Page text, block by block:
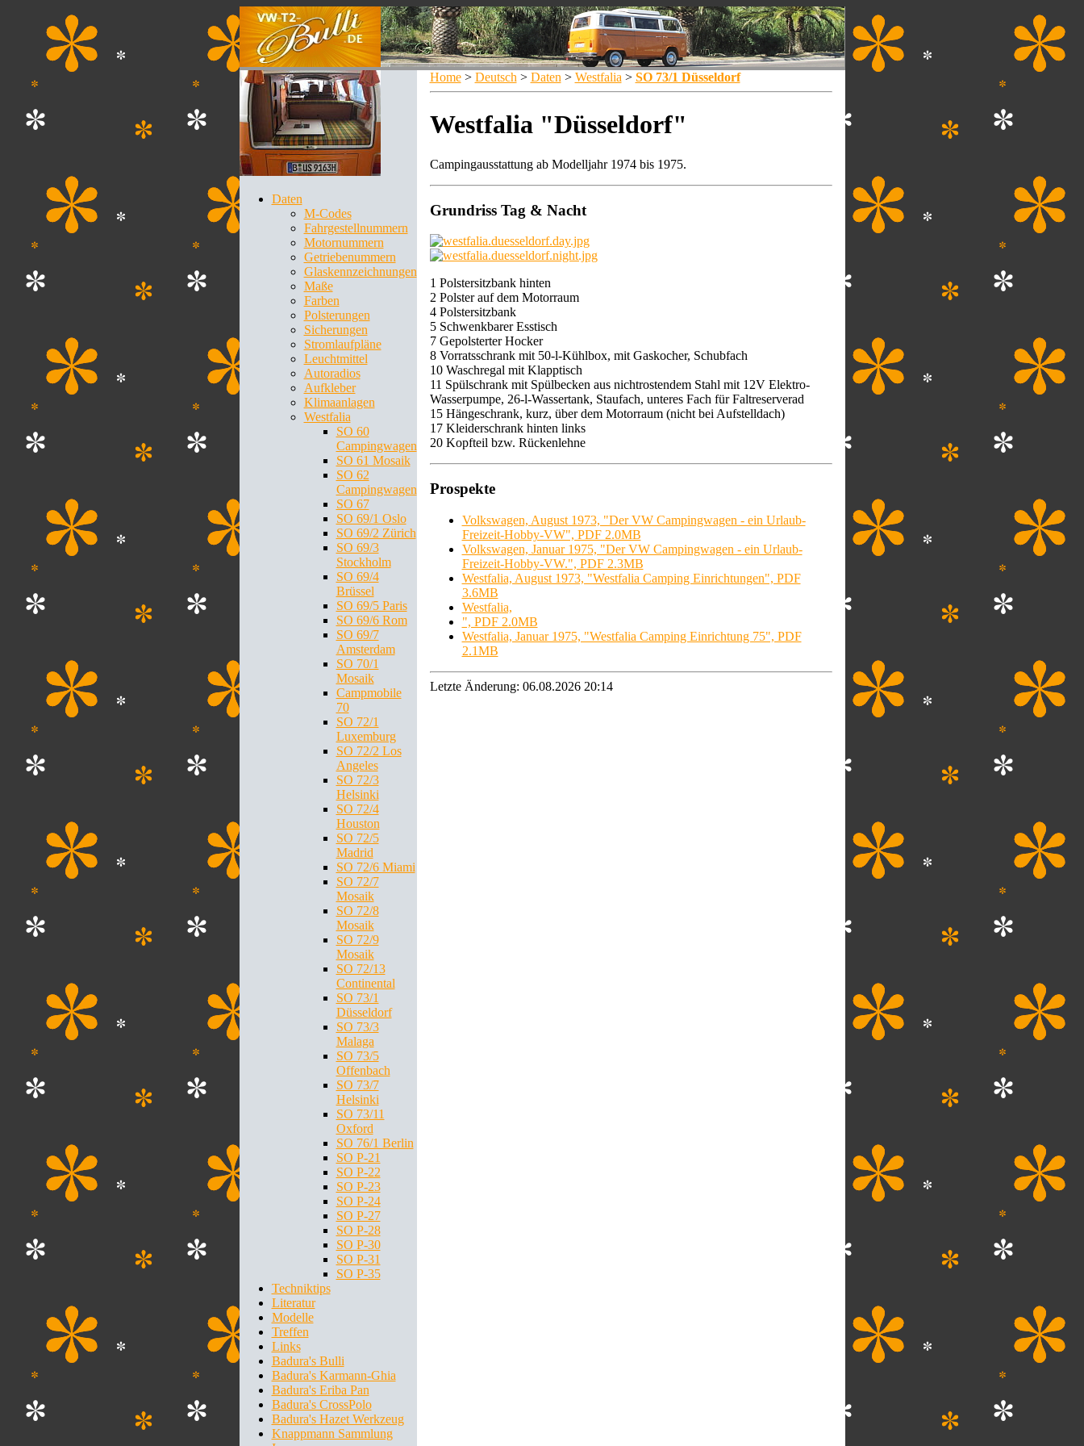
Daten
M-Codes
Fahrgestellnummern
Motornummern
Getriebenummern
Glaskennzeichnungen
Maße
Farben
Polsterungen
Sicherungen
Stromlaufpläne
Leuchtmittel
Autoradios
Aufkleber
Klimaanlagen
Westfalia
SO 60
Campingwagen
SO 61 Mosaik
SO 62
Campingwagen
SO 67
SO 69/1 Oslo
SO 69/2 Zürich
SO 69/3
Stockholm
SO 69/4
Brüssel
SO 69/5 Paris
SO 69/6 Rom
SO 69/7
Amsterdam
SO 70/1
Mosaik
Campmobile
70
SO 72/1
Luxemburg
SO 72/2 Los
Angeles
SO 72/3
Helsinki
SO 72/4
Houston
SO 72/5
Madrid
SO 72/6 Miami
SO 72/7
Mosaik
SO 72/8
Mosaik
SO 72/9
Mosaik
SO 72/13
Continental
SO 73/1
Düsseldorf
SO 73/3
Malaga
SO 73/5
Offenbach
SO 73/7
Helsinki
SO 73/11
Oxford
SO 76/1 Berlin
SO P-21
SO P-22
SO P-23
SO P-24
SO P-27
SO P-28
SO P-30
SO P-31
SO P-35
Techniktips
Literatur
Modelle
Treffen
Links
Badura's Bulli
Badura's Karmann-Ghia
Badura's Eriba Pan
Badura's CrossPolo
Badura's Hazet Werkzeug
Knappmann Sammlung
Home > Deutsch > Daten > Westfalia > SO 73/1 Düsseldorf
Westfalia "Düsseldorf"
Campingausstattung ab Modelljahr 1974 bis 1975.
Grundriss Tag & Nacht
1 Polstersitzbank hinten
2 Polster auf dem Motorraum
4 Polstersitzbank
5 Schwenkbarer Esstisch
7 Gepolsterter Hocker
8 Vorratsschrank mit 50-l-Kühlbox, mit Gaskocher, Schubfach
10 Waschregal mit Klapptisch
11 Spülschrank mit Spülbecken aus nichtrostendem Stahl mit 12V Elektro-
Wasserpumpe, 26-l-Wassertank, Staufach, unteres Fach für Faltreserverad
15 Hängeschrank, kurz, über dem Motorraum (nicht bei Aufstelldach)
17 Kleiderschrank hinten links
20 Kopfteil bzw. Rückenlehne
Prospekte
Volkswagen, August 1973, "Der VW Campingwagen - ein Urlaub-
Freizeit-Hobby-VW", PDF 2.0MB
Volkswagen, Januar 1975, "Der VW Campingwagen - ein Urlaub-
Freizeit-Hobby-VW.", PDF 2.3MB
Westfalia, August 1973, "Westfalia Camping Einrichtungen", PDF
3.6MB
Westfalia,
", PDF 2.0MB
Westfalia, Januar 1975, "Westfalia Camping Einrichtung 75", PDF
2.1MB
Letzte Änderung: 06.08.2026 20:14